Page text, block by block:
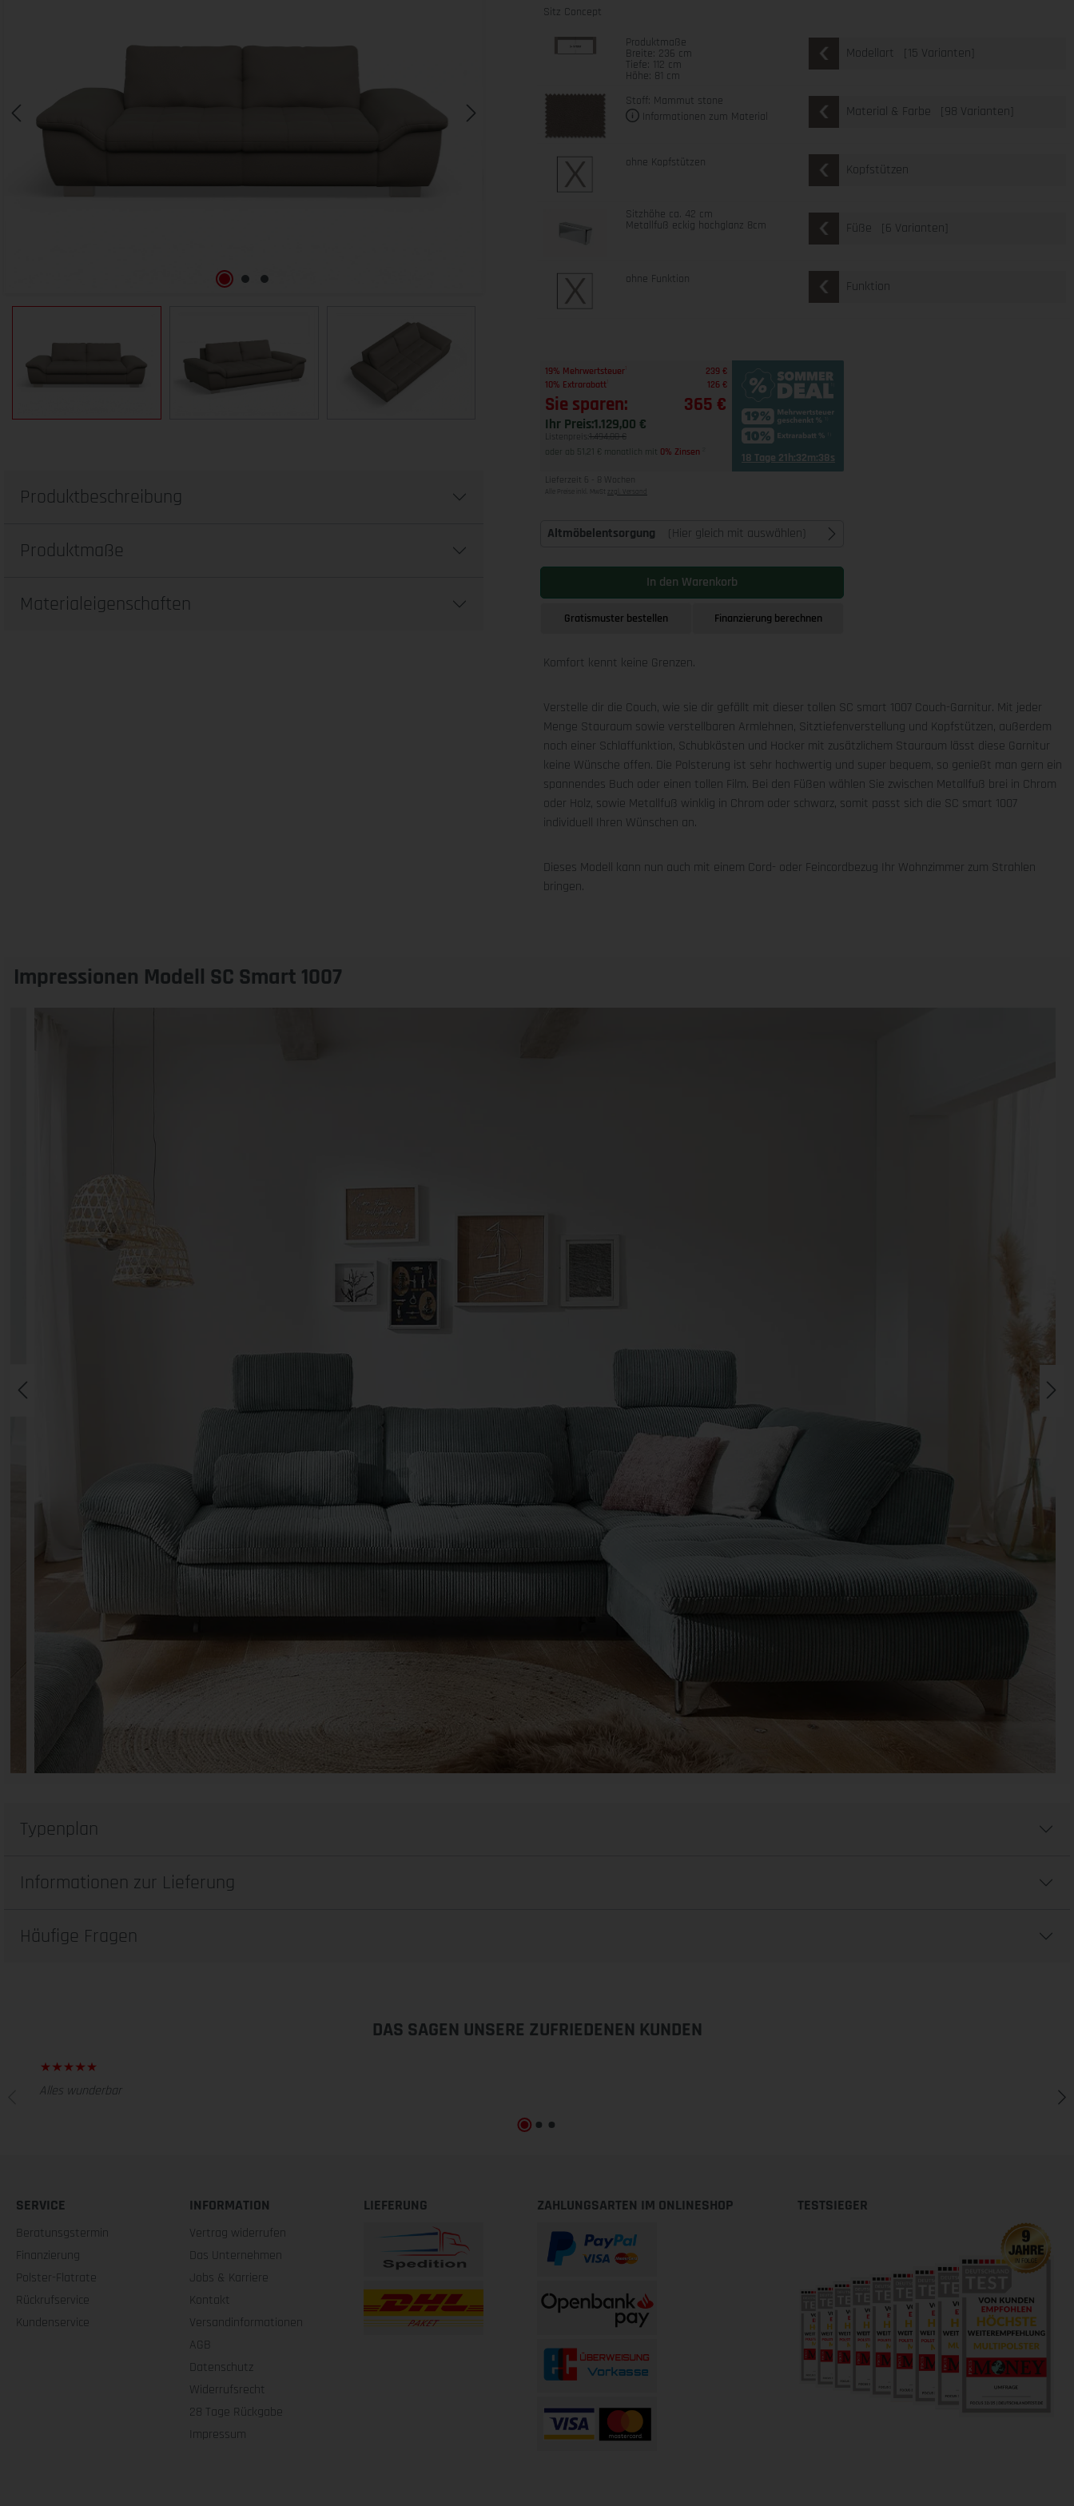
Sitz Concept
Produktmaße
Breite: 236 cm
Tiefe: 112 cm
Höhe: 81 cm
Modellart [15 Varianten]
Stoff: Mammut stone
Informationen zum Material
Material & Farbe [98 Varianten]
ohne Kopfstützen Kopfstützen
Sitzhöhe ca. 42 cm
Metallfuß eckig hochglanz 8cm Füße [6 Varianten]
ohne Funktion Funktion
19% Mehrwertsteuer
239 €
10% Extrarabatt
126 €
Sie sparen: 365 €
Ihr Preis:1.129,00 €
Listenpreis: 1.494,00 €
oder ab 51,21 € monatlich mit 0% Zinsen 18 Tage 21h:32m:37s
Lieferzeit 6 - 8 Wochen
Alle Preise inkl. MwSt zzgl. Versand
Altmöbelentsorgung (Hier gleich mit auswählen)
In den Warenkorb
Gratismuster bestellen Finanzierung berechnen
Komfort kennt keine Grenzen.
Verstelle dir die Couch, wie sie dir gefällt mit dieser tollen SC smart 1007 Couch-Garnitur. Mit jeder
Menge Stauraum sowie verstellbaren Armlehnen, Sitztiefenverstellung und Kopfstützen, außerdem
noch einer Schlaffunktion, Schubkästen und Hocker mit zusätzlichem Stauraum lässt diese Garnitur
keine Wünsche offen. Die Polsterung ist sehr hochwertig und super bequem, so genießt man gern ein
spannendes Buch oder einen tollen Film. Bei den Füßen wählen Sie zwischen Metallfuß brei in Chrom
oder Holz, sowie Metallfuß winklig in Chrom oder schwarz, somit passt sich die SC smart 1007
individuell Ihren Wünschen an.
Dieses Modell kann nun auch mit einem Cord- oder Feincordbezug Ihr Wohnzimmer zum Strahlen
bringen.
Produktbeschreibung
Produktmaße
Materialeigenschaften
Impressionen Modell SC Smart 1007
Typenplan
Informationen zur Lieferung
Häufige Fragen
DAS SAGEN UNSERE ZUFRIEDENEN KUNDEN
Alles wunderbar
SERVICE
Beratunsgstermin
Finanzierung
Polster-Flatrate
Rückrufservice
Kundenservice
INFORMATION
Vertrag widerrufen
Das Unternehmen
Jobs & Karriere
Kontakt
Versandinformationen
AGB
Datenschutz
Widerrufsrecht
28 Tage Rückgabe
Impressum
LIEFERUNG ZAHLUNGSARTEN IM ONLINESHOP TESTSIEGER